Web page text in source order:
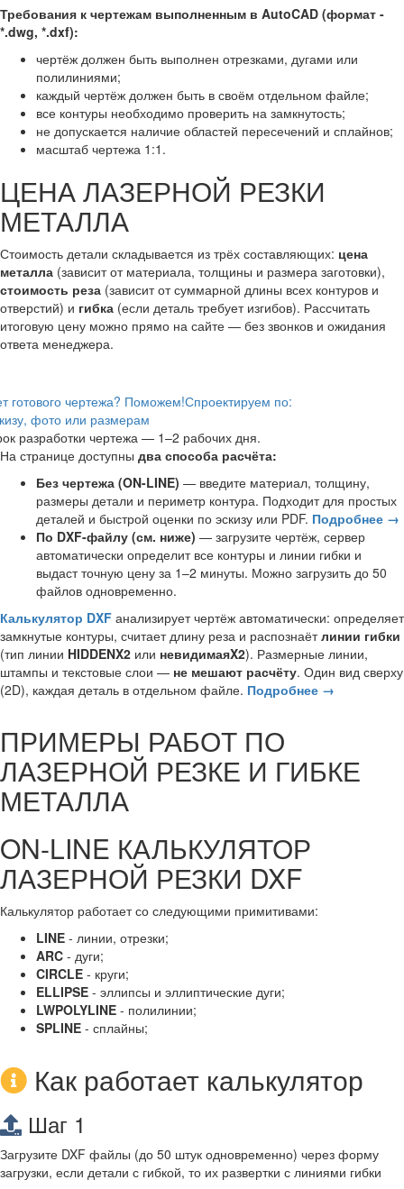
Требования к чертежам выполненным в AutoCAD (формат -
*.dwg, *.dxf):
чертёж должен быть выполнен отрезками, дугами или
полилиниями;
каждый чертёж должен быть в своём отдельном файле;
все контуры необходимо проверить на замкнутость;
не допускается наличие областей пересечений и сплайнов;
масштаб чертежа 1:1.
ЦЕНА ЛАЗЕРНОЙ РЕЗКИ
МЕТАЛЛА
Стоимость детали складывается из трёх составляющих: цена
металла (зависит от материала, толщины и размера заготовки),
стоимость реза (зависит от суммарной длины всех контуров и
отверстий) и гибка (если деталь требует изгибов). Рассчитать
итоговую цену можно прямо на сайте — без звонков и ожидания
ответа менеджера.
готового чертежа? Поможем!Спроектируем по:
фото или размерам
разработки чертежа — 1–2 рабочих дня.
На странице доступны два способа расчёта:
Без чертежа (ON-LINE) — введите материал, толщину,
размеры детали и периметр контура. Подходит для простых
деталей и быстрой оценки по эскизу или PDF. Подробнее →
По DXF-файлу (см. ниже) — загрузите чертёж, сервер
автоматически определит все контуры и линии гибки и
выдаст точную цену за 1–2 минуты. Можно загрузить до 50
файлов одновременно.
Калькулятор DXF анализирует чертёж автоматически: определяет
замкнутые контуры, считает длину реза и распознаётлинии гибки
(тип линии HIDDENX2 или невидимаяX2). Размерные линии,
штампы и текстовые слои — не мешают расчёту. Один вид сверху
(2D), каждая деталь в отдельном файле. Подробнее →
ПРИМЕРЫ РАБОТ ПО
ЛАЗЕРНОЙ РЕЗКЕ И ГИБКЕ
МЕТАЛЛА
ON-LINE КАЛЬКУЛЯТОР
ЛАЗЕРНОЙ РЕЗКИ DXF
Калькулятор работает со следующими примитивами:
LINE - линии, отрезки;
ARC - дуги;
CIRCLE - круги;
ELLIPSE - эллипсы и эллиптические дуги;
LWPOLYLINE - полилинии;
SPLINE - сплайны;
Как работает калькулятор
Шаг 1
Загрузите DXF файлы (до 50 штук одновременно) через форму
загрузки, если детали с гибкой, то их развертки с линиями гибки